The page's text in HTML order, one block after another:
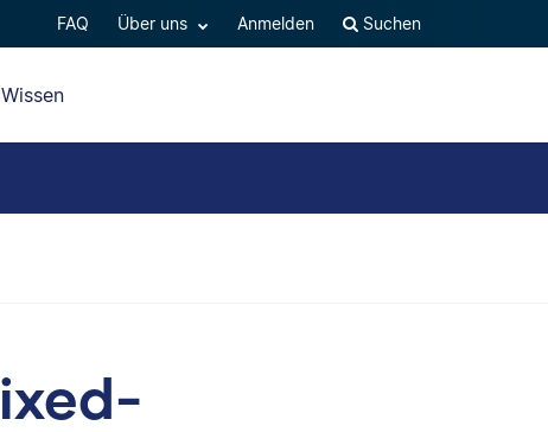
FAQ Über uns Anmelden Suchen
Wissen